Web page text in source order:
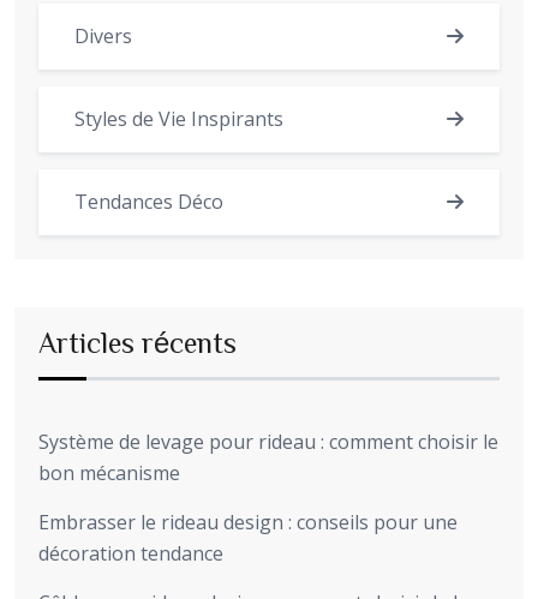
Divers
Styles de Vie Inspirants
Tendances Déco
Articles récents
Système de levage pour rideau : comment choisir le
bon mécanisme
Embrasser le rideau design : conseils pour une
décoration tendance